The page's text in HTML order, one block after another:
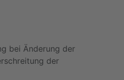
bei Änderung der
der